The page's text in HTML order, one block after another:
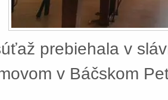
prebiehala v
v Báčskom